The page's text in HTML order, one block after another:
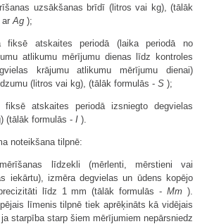
uzsākšanas brīdī (litros vai kg), (tālāk
arAg );
fiksē atskaites periodā (laika periodā no
atlikumu mērījumu dienas līdz kontroles
krājumu atlikumu mērījumu dienai)
(litros vai kg), (tālāk formulās - S );
fiksē atskaites periodā izsniegto degvielas
(tālāk formulās - I ).
noteikšana tilpnē:
līdzekli (mērlenti, mērstieni vai
iekārtu), izmēra degvielas un ūdens kopējo
līdz 1 mm (tālāk formulās -Mm ).
līmenis tilpnē tiek aprēķināts kā vidējais
starpība starp šiem mērījumiem nepārsniedz